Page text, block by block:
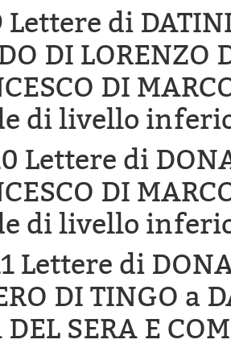
Lettere di
DI LORENZO
DI
di livello
Lettere di
DI
di livello
Lettere di
DI TINGO a
DEL SERA E